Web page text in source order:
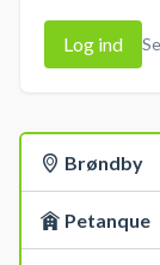
Log ind
Brøndby
Petanque